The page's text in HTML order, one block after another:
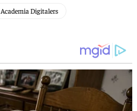
Academia Digitalers